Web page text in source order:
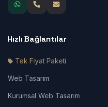
Hızlı Bağlantılar
Tek Fiyat Paketi
Web Tasarım
Kurumsal Web Tasarım